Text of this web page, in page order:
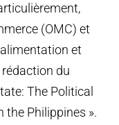
(OMC) et
et
rédaction du
The Political
the Philippines ».